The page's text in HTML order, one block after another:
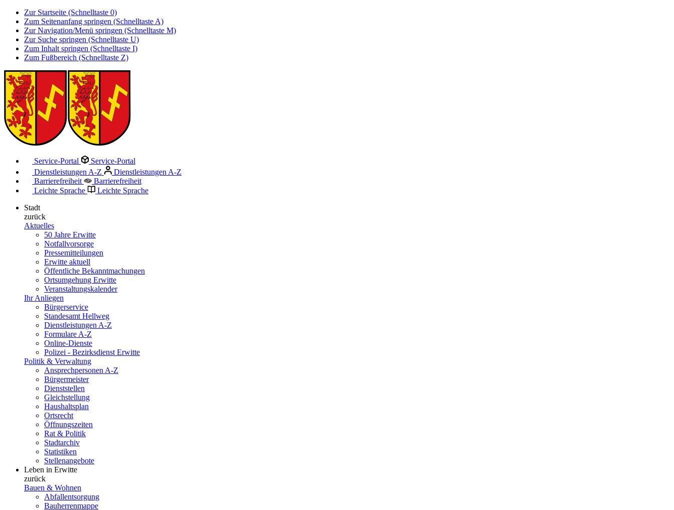
Zur Startseite (Schnelltaste 0)
Zum Seitenanfang springen (Schnelltaste A)
Zur Navigation/Menü springen (Schnelltaste M)
Zur Suche springen (Schnelltaste U)
Zum Inhalt springen (Schnelltaste I)
Zum Fußbereich (Schnelltaste Z)
Service-Portal
Service-Portal
Dienstleistungen A-Z
Dienstleistungen A-Z
Barrierefreiheit
Barrierefreiheit
Leichte Sprache
Leichte Sprache
Stadt
zurück
Aktuelles
50 Jahre Erwitte
Notfallvorsorge
Pressemitteilungen
Erwitte aktuell
Öffentliche Bekanntmachungen
Ortsumgehung Erwitte
Veranstaltungskalender
Ihr Anliegen
Bürgerservice
Standesamt Hellweg
Dienstleistungen A-Z
Formulare A-Z
Online-Dienste
Polizei - Bezirksdienst Erwitte
Politik & Verwaltung
Ansprechpersonen A-Z
Bürgermeister
Dienststellen
Gleichstellung
Haushaltsplan
Ortsrecht
Öffnungszeiten
Rat & Politik
Stadtarchiv
Statistiken
Stellenangebote
Leben in Erwitte
zurück
Bauen & Wohnen
Abfallentsorgung
Bauherrenmappe